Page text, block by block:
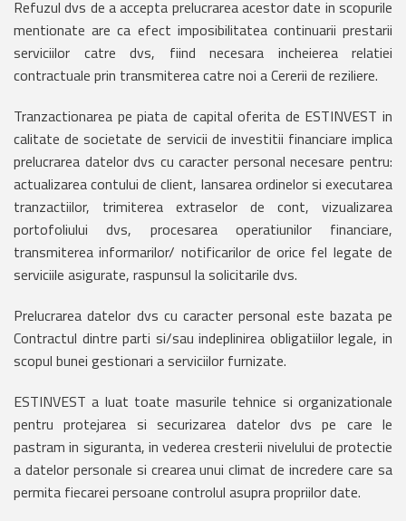
Refuzul dvs de a accepta prelucrarea acestor date in scopurile
mentionate are ca efect imposibilitatea continuarii prestarii
serviciilor catre dvs, fiind necesara incheierea relatiei
contractuale prin transmiterea catre noi a Cererii de reziliere.
Tranzactionarea pe piata de capital oferita de ESTINVEST in
calitate de societate de servicii de investitii financiare implica
prelucrarea datelor dvs cu caracter personal necesare pentru:
actualizarea contului de client, lansarea ordinelor si executarea
tranzactiilor, trimiterea extraselor de cont, vizualizarea
portofoliului dvs, procesarea operatiunilor financiare,
transmiterea informarilor/ notificarilor de orice fel legate de
serviciile asigurate, raspunsul la solicitarile dvs.
Prelucrarea datelor dvs cu caracter personal este bazata pe
Contractul dintre parti si/sau indeplinirea obligatiilor legale, in
scopul bunei gestionari a serviciilor furnizate.
ESTINVEST a luat toate masurile tehnice si organizationale
pentru protejarea si securizarea datelor dvs pe care le
pastram in siguranta, in vederea cresterii nivelului de protectie
a datelor personale si crearea unui climat de incredere care sa
permita fiecarei persoane controlul asupra propriilor date.